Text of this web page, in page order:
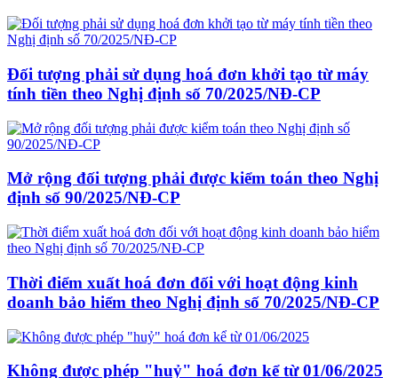
Đối tượng phải sử dụng hoá đơn khởi tạo từ máy
tính tiền theo Nghị định số 70/2025/NĐ-CP
Mở rộng đối tượng phải được kiểm toán theo Nghị
định số 90/2025/NĐ-CP
Thời điểm xuất hoá đơn đối với hoạt động kinh
doanh bảo hiểm theo Nghị định số 70/2025/NĐ-CP
Không được phép "huỷ" hoá đơn kể từ 01/06/2025